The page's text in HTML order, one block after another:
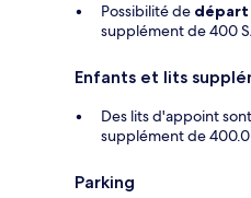
Possibilité de
supplément de 400
Enfants et lits
Des lits d'appoint
supplément de 400.0
Parking